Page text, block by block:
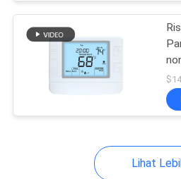
Pemanas
termostat
Lihat